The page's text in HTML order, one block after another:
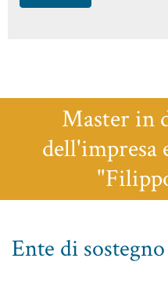
Master in
dell'impresa
Ente di sostegno